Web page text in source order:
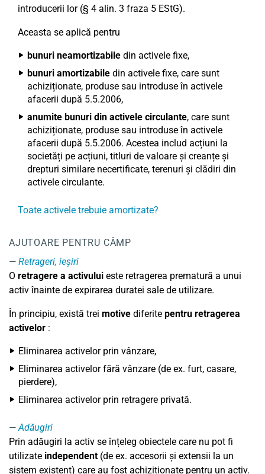
introducerii lor (§ 4 alin. 3 fraza 5 EStG).
Aceasta se aplică pentru
bunuri neamortizabile din activele fixe,
bunuri amortizabile din activele fixe, care sunt
achiziționate, produse sau introduse în activele
afacerii după 5.5.2006,
anumite bunuri din activele circulante, care sunt
achiziționate, produse sau introduse în activele
afacerii după 5.5.2006. Acestea includ acțiuni la
societăți pe acțiuni, titluri de valoare și creanțe și
drepturi similare necertificate, terenuri și clădiri din
activele circulante.
Toate activele trebuie amortizate?
AJUTOARE PENTRU CÂMP
Retrageri, ieșiri
O retragere a activului este retragerea prematură a unui
activ înainte de expirarea duratei sale de utilizare.
În principiu, există trei motive diferite pentru retragerea
activelor :
Eliminarea activelor prin vânzare,
Eliminarea activelor fără vânzare (de ex. furt, casare,
pierdere),
Eliminarea activelor prin retragere privată.
Adăugiri
Prin adăugiri la activ se înțeleg obiectele care nu pot fi
utilizate independent(de ex. accesorii și extensii la un
sistem existent) care au fost achiziționate pentru un activ.